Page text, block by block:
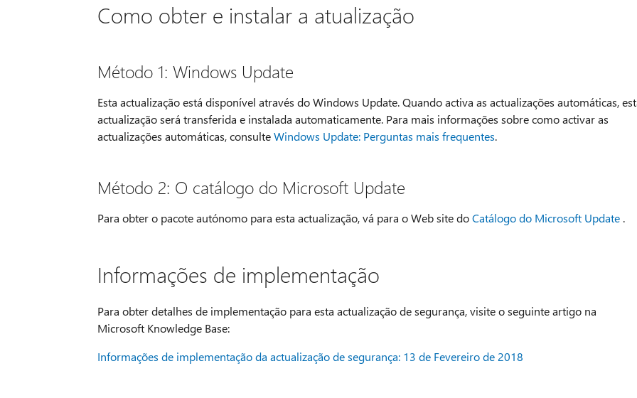
Como obter e instalar a atualização
Método 1: Windows Update
Esta actualização está disponível através do Windows Update. Quando activa as actualizações automáticas,
actualização será transferida e instalada automaticamente. Para mais informações sobre como activar as
actualizações automáticas, consulteWindows Update: Perguntas mais frequentes.
Método 2: O catálogo do Microsoft Update
Para obter o pacote autónomo para esta actualização, vá para o Web site doCatálogo do Microsoft Update.
Informações de implementação
Para obter detalhes de implementação para esta actualização de segurança, visite o seguinte artigo na
Microsoft Knowledge Base:
Informações de implementação da actualização de segurança: 13 de Fevereiro de 2018